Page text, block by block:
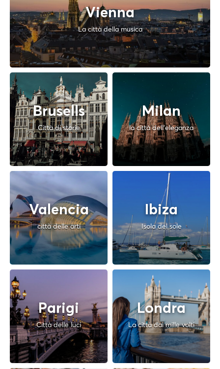
Vienna
La città della musica
Brusells
Città di storie
Milan
la città dell'eleganza
Valencia
città delle arti
Ibiza
Isola del sole
Parigi
Città delle luci
Londra
La città dai mille volti